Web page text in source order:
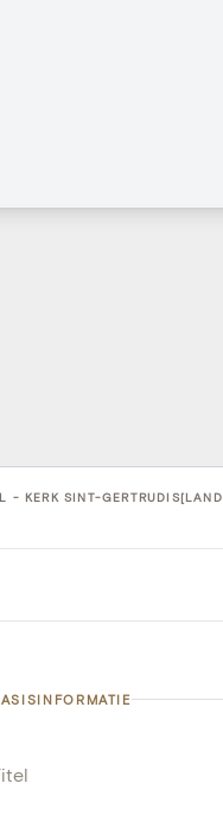
- KERK SINT-